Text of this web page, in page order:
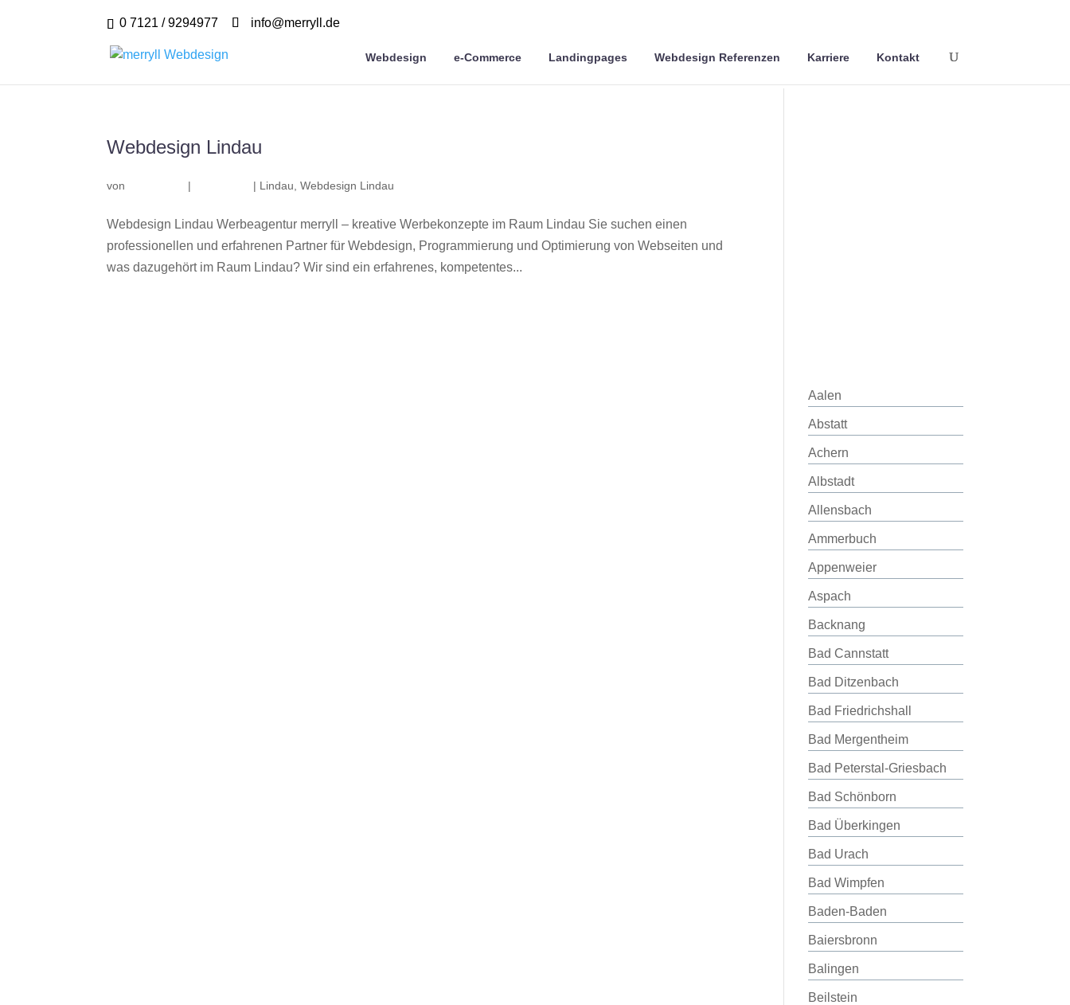
0 7121 / 9294977 info@merryll.de
Webdesign e-Commerce Landingpages Webdesign Referenzen Karriere Kontakt
Webdesign Lindau
von | | Lindau ,Webdesign Lindau
Webdesign Lindau Werbeagentur merryll – kreative Werbekonzepte im Raum Lindau Sie suchen einen
professionellen und erfahrenen Partner für Webdesign, Programmierung und Optimierung von Webseiten und
was dazugehört im Raum Lindau? Wir sind ein erfahrenes, kompetentes...
Aalen
Abstatt
Achern
Albstadt
Allensbach
Ammerbuch
Appenweier
Aspach
Backnang
Bad Cannstatt
Bad Ditzenbach
Bad Friedrichshall
Bad Mergentheim
Bad Peterstal-Griesbach
Bad Schönborn
Bad Überkingen
Bad Urach
Bad Wimpfen
Baden-Baden
Baiersbronn
Balingen
Beilstein